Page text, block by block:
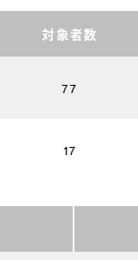
対象者数
77
17